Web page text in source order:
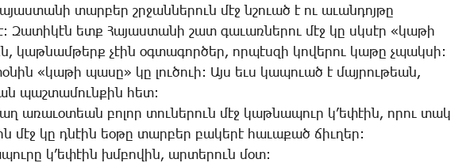
տար­բեր շրջան­նե­րուն մէջ նշուած է ու ա­ւան­դոյ­թը
Զա­տի­կէն ետք Հա­յաս­տա­նի շատ գա­ւառ­նե­րու մէջ կը սկսէր «կա­թի
կաթ­նամ­թերք չէին օգ­տա­գոր­ծեր, որ­պէս­զի կո­վե­րու կա­թը չպակ­սի:
«կա­թի պա­սը» կը լուծուի: Այս եւս կա­պո­ւած է մայ­րու­թեան,
պաշ­տա­մուն­քին հետ:
ա­ռա­ւօ­տեան բո­լոր տու­նե­րուն մէջ կաթ­նա­պուր կ’ե­փէին, ո­րու տակ
մէջ կը դնէին եօ­թը տար­բեր բա­կե­րէ հա­ւա­քած ճիւ­ղեր:
կ’ե­փէին խմբո­վին, ար­տե­րուն մօտ: